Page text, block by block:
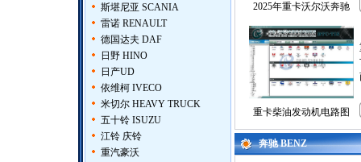
斯堪尼亚 SCANIA
雷诺 RENAULT
德国达夫 DAF
日野 HINO
日产UD
依维柯 IVECO
米切尔 HEAVY TRUCK
五十铃 ISUZU
江铃 庆铃
重汽豪沃
2025年重卡沃尔沃奔驰
重卡柴油发动机电路图
奔驰 BENZ